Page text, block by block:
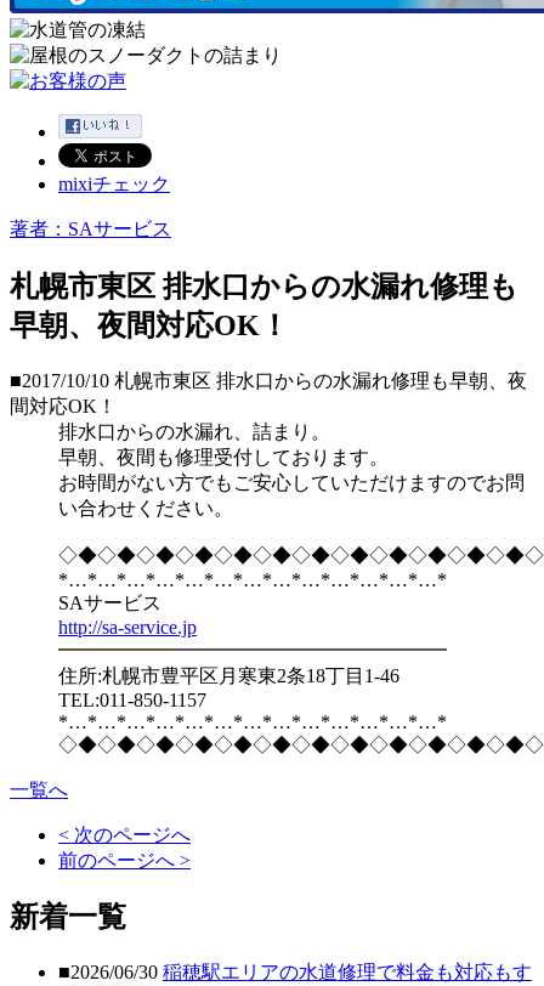
mixiチェック
著者：SAサービス
札幌市東区 排水口からの水漏れ修理も
早朝、夜間対応OK！
■2017/10/10 札幌市東区 排水口からの水漏れ修理も早朝、夜
間対応OK！
排水口からの水漏れ、詰まり。
早朝、夜間も修理受付しております。
お時間がない方でもご安心していただけますのでお問
い合わせください。
*…*…*…*…*…*…*…*…*…*…*…*…*…*
SAサービス
http://sa-service.jp
━━━━━━━━━━━━━━━━━━━━
住所:札幌市豊平区月寒東2条18丁目1-46
TEL:011-850-1157
*…*…*…*…*…*…*…*…*…*…*…*…*…*
一覧へ
< 次のページへ
前のページへ >
新着一覧
■2026/06/30 稲穂駅エリアの水道修理で料金も対応もす